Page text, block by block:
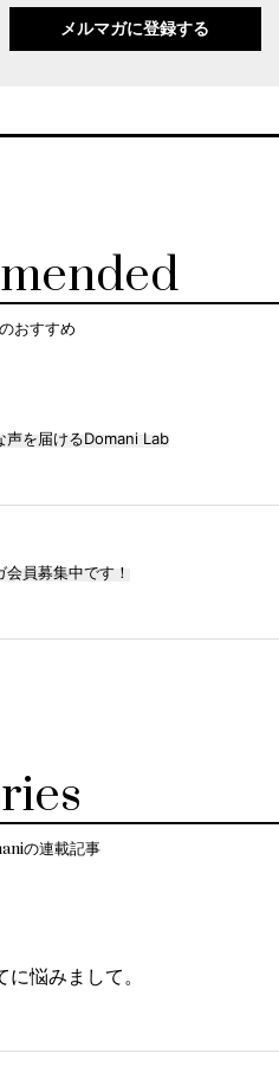
メルマガに登録する
おすすめ
声を届けるDomani Lab
会員募集中です！
の連載記事
に悩みまして。